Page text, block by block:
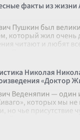
факты из жизни
Пушкин был
который жил очень
читают и любят
о Пушкине —
Николая
«Доктор
Веденяпин — один
которых мы
но чье присутствие
с